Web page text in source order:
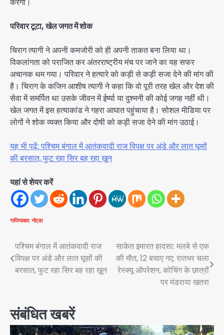
परिवार टूटा, खेल जगत में शोक
चिराग त्यागी ने अपनी कमजोरी को ही अपनी ताकत बना लिया था।
विकलांगता को पराजित कर अंतरराष्ट्रीय मंच पर जाने का यह सफर
अचानक थम गया। परिवार ने हत्यारे को कड़ी से कड़ी सजा देने की मांग की
है। चिराग के कजिन आशीष त्यागी ने कहा कि वो पूरी तरह खेल और देश की
सेवा में समर्पित था उसके जीवन में ईर्ष्या या दुश्मनी की कोई जगह नहीं थी।
खेल जगत में इस हत्याकांड ने गहरा आघात पहुंचाया है। सोशल मीडिया पर
लोगों ने शोक व्यक्त किया और दोषी को कड़ी सजा देने की मांग उठाई।
यह भी पढ़ें: पश्चिम बंगाल में आतंकवादी राज विपक्ष पर अंडे और लात घूसों
की बरसात, फुट रहा सिर बह रहा ख़ून
यहां से शेयर करें
गाजियाबाद नोएडा
Post
navigation
पश्चिम बंगाल में आतंकवादी राज
विपक्ष पर अंडे और लात घूसों की
बरसात, फुट रहा सिर बह रहा ख़ून
साकेत इमारत हादसा: मलबे से एक
की मौत, 12 बचाए गए; रातभर चला
रेस्क्यू ऑपरेशन, कोचिंग के छात्रों
पर मंडराया खतरा
संबंधित खबरें